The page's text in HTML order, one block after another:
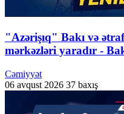
"Azərişıq" Bakı və
mərkəzləri yaradır -
Cəmiyyət
06 avqust 2026 37 baxış